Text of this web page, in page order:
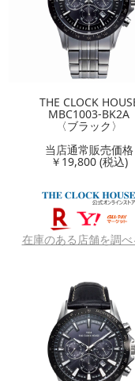
THE CLOCK
MBC1003-BK2A
〈ブラック〉
当店通常販売価格
￥19,800 (税込)
在庫のある店舗を調べ